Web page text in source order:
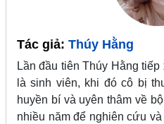
Tác giả: Thúy Hằng
Lần đầu tiên Thúy Hằng
là sinh viên, khi đó cô bị
huyền bí và uyên thâm về
nhiều năm để nghiên cứu